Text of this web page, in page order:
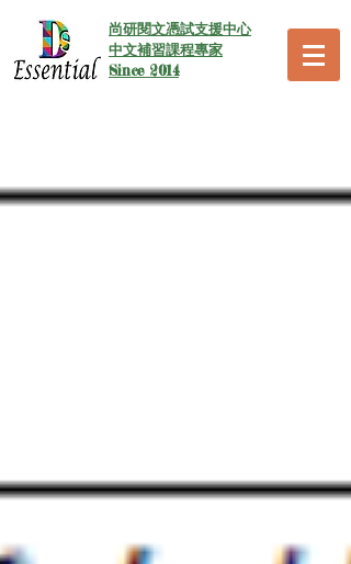
尚研閱文憑試支援中心
中文補習課程專家
Since 2014